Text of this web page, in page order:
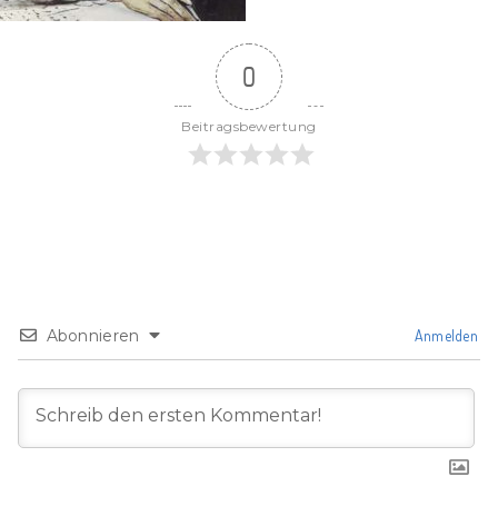
0
Beitragsbewertung
Abonnieren Anmelden